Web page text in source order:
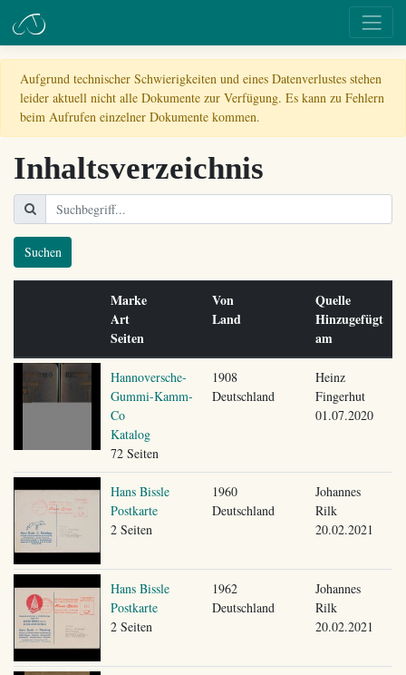
Aufgrund technischer Schwierigkeiten und eines Datenverlustes stehen
leider aktuell nicht alle Dokumente zur Verfügung. Es kann zu Fehlern
beim Aufrufen einzelner Dokumente kommen.
Inhaltsverzeichnis
Suchen
Marke
Art
Seiten
Von
Land
Quelle
Hinzugefügt
am
Hannoversche-
Gummi-Kamm-
Co
Katalog
72 Seiten
1908
Deutschland
Heinz
Fingerhut
01.07.2020
Hans Bissle
Postkarte
2 Seiten
1960
Deutschland
Johannes
Rilk
20.02.2021
Hans Bissle
Postkarte
2 Seiten
1962
Deutschland
Johannes
Rilk
20.02.2021